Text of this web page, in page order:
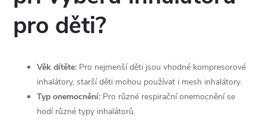
pro děti?
Věk dítěte: Pro nejmenší děti jsou vhodné kompresorové
inhalátory, starší děti mohou používat i mesh inhalátory.
Typ onemocnění: Pro různé respirační onemocnění se
hodí různé typy inhalátorů.